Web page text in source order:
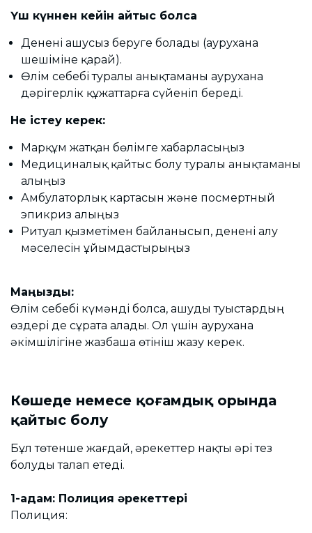
Үш күннен кейін қайтыс болса
Денені ашусыз беруге болады (аурухана
шешіміне қарай).
Өлім себебі туралы анықтаманы аурухана
дәрігерлік құжаттарға сүйеніп береді.
Не істеу керек:
Марқұм жатқан бөлімге хабарласыңыз
Медициналық қайтыс болу туралы анықтаманы
алыңыз
Амбулаторлық картасын және посмертный
эпикриз алыңыз
Ритуал қызметімен байланысып, денені алу
мәселесін ұйымдастырыңыз
Маңызды:
Өлім себебі күмәнді болса, ашуды туыстардың
өздері де сұрата алады. Ол үшін аурухана
әкімшілігіне жазбаша өтініш жазу керек.
Көшеде немесе қоғамдық орында
қайтыс болу
Бұл төтенше жағдай, әрекеттер нақты әрі тез
болуды талап етеді.
1-қадам: Полиция әрекеттері
Полиция: